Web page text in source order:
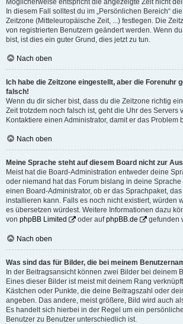
Möglicherweise entspricht die angezeigte Zeit nicht
In diesem Fall solltest du im „Persönlichen Bereich“
Zeitzone (Mitteleuropäische Zeit, ...) festlegen. Die
von registrierten Benutzern geändert werden. Wenn
bist, ist dies ein guter Grund, dies jetzt zu tun.
Nach oben
Ich habe die Zeitzone eingestellt, aber die Forenuhr
falsch!
Wenn du dir sicher bist, dass du die Zeitzone richtig
Zeit trotzdem noch falsch ist, geht die Uhr des Servers
Kontaktiere einen Administrator, damit er das Problem
Nach oben
Meine Sprache steht auf diesem Board nicht zur
Meist hat die Board-Administration entweder deine
oder niemand hat das Forum bislang in deine Sprache
einen Board-Administrator, ob er das Sprachpaket,
installieren kann. Falls es noch nicht existiert, würden
es übersetzen würdest. Weitere Informationen dazu
von phpBB Limited oder aufphpBB.de gefunden
Nach oben
Was sind das für Bilder, die bei meinem
In der Beitragsansicht können zwei Bilder bei deinem
Eines dieser Bilder ist meist mit deinem Rang
Kästchen oder Punkte, die deine Beitragszahl oder
angeben. Das andere, meist größere, Bild wird auch
Es handelt sich hierbei in der Regel um ein
Benutzer zu Benutzer unterschiedlich ist.